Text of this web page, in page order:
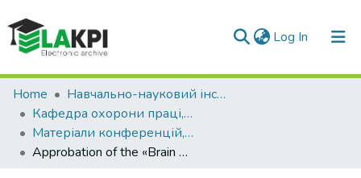
Log In (current)
Statistics
Home
Навчально-науковий інститут енергозбереження та енергоменеджменту (НН ІЕЕ)
Кафедра охорони праці, промислової та цивільної безпеки (ОППЦБ)
Матеріали конференцій, семінарів і т.п. (ОППЦБ)
Approbation of the «Brain attack» method in the educational process in the discipline of «Labor protection and civil defense»